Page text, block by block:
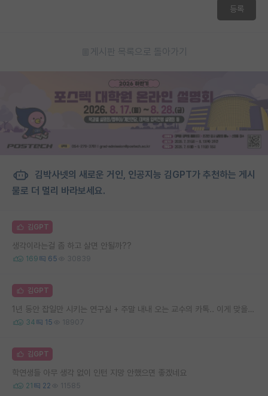
등록
게시판 목록으로 돌아가기
김박사넷의 새로운 거인, 인공지능 김GPT가 추천하는 게시
물로 더 멀리 바라보세요.
김GPT
생각이라는걸 좀 하고 살면 안될까??
169 65 30839
김GPT
1년 동안 잡일만 시키는 연구실 + 주말 내내 오는 교수의 카톡.. 이게 맞을까요
34 15 18907
김GPT
학연생들 아무 생각 없이 인턴 지망 안했으면 좋겠네요
21 22 11585